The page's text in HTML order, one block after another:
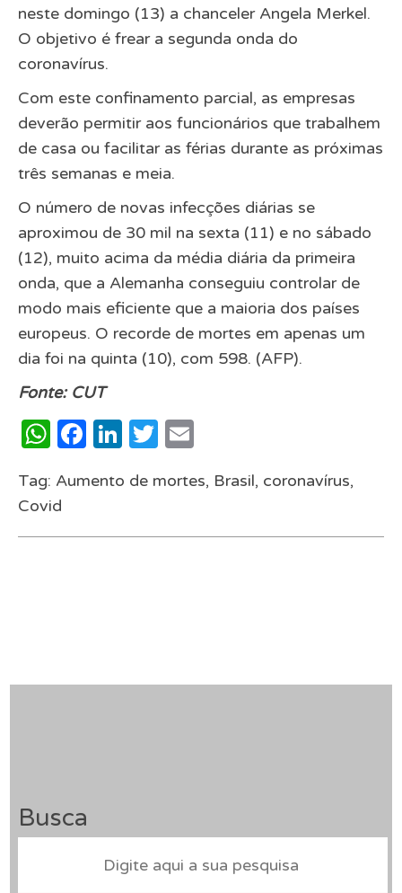
neste domingo (13) a chanceler Angela Merkel.
O objetivo é frear a segunda onda do
coronavírus.
Com este confinamento parcial, as empresas
deverão permitir aos funcionários que trabalhem
de casa ou facilitar as férias durante as próximas
três semanas e meia.
O número de novas infecções diárias se
aproximou de 30 mil na sexta (11) e no sábado
(12), muito acima da média diária da primeira
onda, que a Alemanha conseguiu controlar de
modo mais eficiente que a maioria dos países
europeus. O recorde de mortes em apenas um
dia foi na quinta (10), com 598. (AFP).
Fonte: CUT
WhatsApp
Facebook
LinkedIn
Twitter
Tag: Aumento de mortes, Brasil, coronavírus,
Covid
Busca